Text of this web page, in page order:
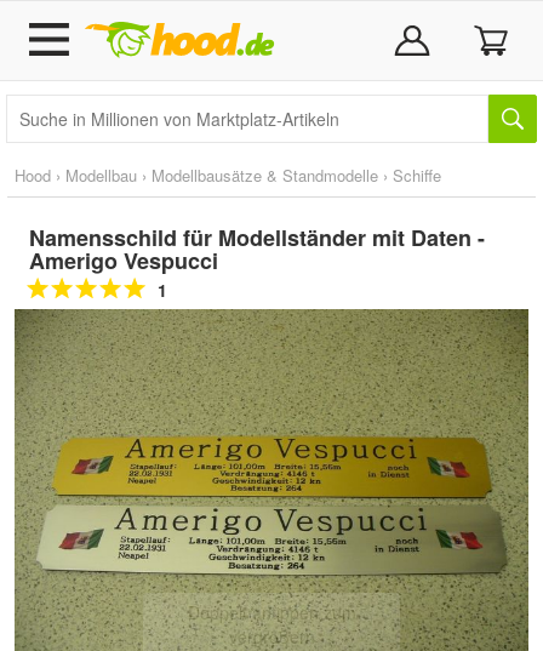
Hood › Modellbau › Modellbausätze & Standmodelle › Schiffe
Namensschild für Modellständer mit Daten -
Amerigo Vespucci
1
Doppelt antippen zum
vergrößern